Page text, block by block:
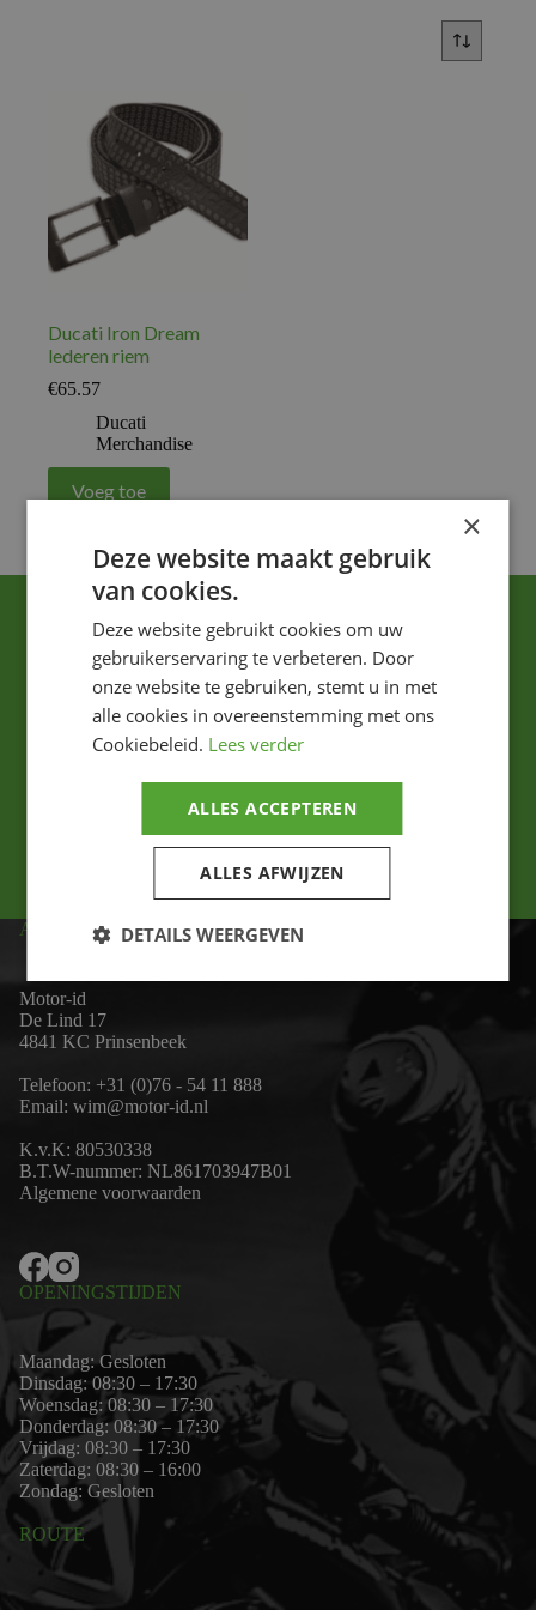
Ducati Iron Dream
lederen riem
€65.57
Ducati
Merchandise
Voeg toe
Ik ga akkoord met het privacybeleid.
ADRES
Motor-id
De Lind 17
4841 KC Prinsenbeek
Telefoon: +31 (0)76 - 54 11 888
Email: wim@motor-id.nl
K.v.K: 80530338
B.T.W-nummer: NL861703947B01
Algemene voorwaarden
OPENINGSTIJDEN
Maandag: Gesloten
Dinsdag: 08:30 – 17:30
Woensdag: 08:30 – 17:30
Donderdag: 08:30 – 17:30
Vrijdag: 08:30 – 17:30
Zaterdag: 08:30 – 16:00
Zondag: Gesloten
ROUTE
×
Deze website maakt gebruik
van cookies.
Deze website gebruikt cookies om uw
gebruikerservaring te verbeteren. Door
onze website te gebruiken, stemt u in met
alle cookies in overeenstemming met ons
Cookiebeleid. Lees verder
ALLES ACCEPTEREN
ALLES AFWIJZEN
DETAILS WEERGEVEN